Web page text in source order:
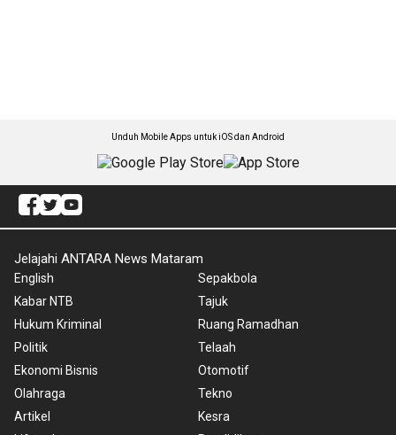
Unduh Mobile Apps untuk iOS dan Android
Jelajahi ANTARA News Mataram
English
Kabar NTB
Hukum Kriminal
Politik
Ekonomi Bisnis
Olahraga
Artikel
Sepakbola
Tajuk
Ruang Ramadhan
Telaah
Otomotif
Tekno
Kesra